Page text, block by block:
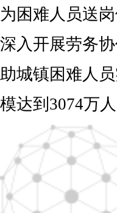
为困难人员送
深入开展劳务
助城镇困难人
模达到3074万人